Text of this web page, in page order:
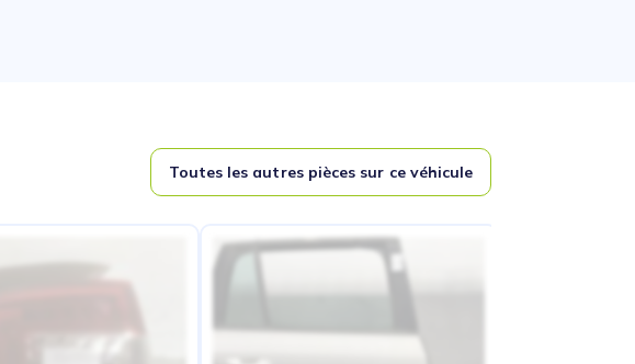
Toutes les autres pièces sur ce véhicule